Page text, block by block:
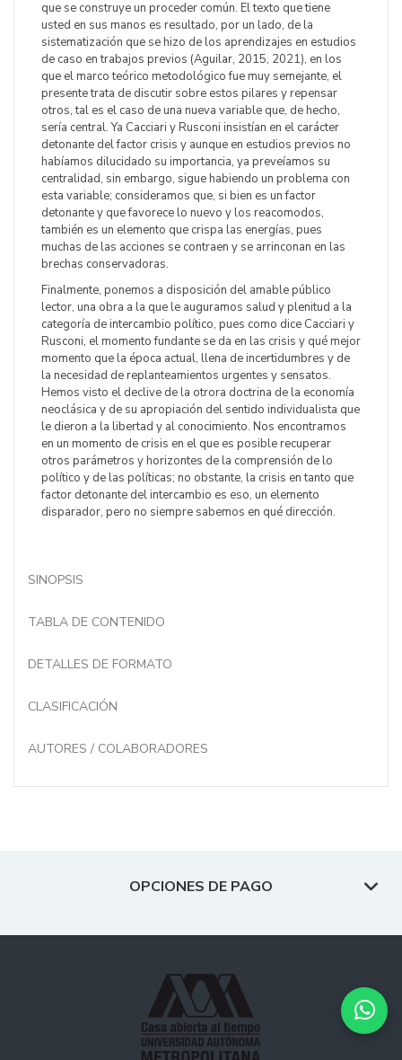
que se construye un proceder común. El texto que tiene
usted en sus manos es resultado, por un lado, de la
sistematización que se hizo de los aprendizajes en estudios
de caso en trabajos previos (Aguilar, 2015, 2021), en los
que el marco teórico metodológico fue muy semejante, el
presente trata de discutir sobre estos pilares y repensar
otros, tal es el caso de una nueva variable que, de hecho,
sería central. Ya Cacciari y Rusconi insistían en el carácter
detonante del factor crisis y aunque en estudios previos no
habíamos dilucidado su importancia, ya preveíamos su
centralidad, sin embargo, sigue habiendo un problema con
esta variable; consideramos que, si bien es un factor
detonante y que favorece lo nuevo y los reacomodos,
también es un elemento que crispa las energías, pues
muchas de las acciones se contraen y se arrinconan en las
brechas conservadoras.
Finalmente, ponemos a disposición del amable público
lector, una obra a la que le auguramos salud y plenitud a la
categoría de intercambio político, pues como dice Cacciari y
Rusconi, el momento fundante se da en las crisis y qué mejor
momento que la época actual, llena de incertidumbres y de
la necesidad de replanteamientos urgentes y sensatos.
Hemos visto el declive de la otrora doctrina de la economía
neoclásica y de su apropiación del sentido individualista que
le dieron a la libertad y al conocimiento. Nos encontramos
en un momento de crisis en el que es posible recuperar
otros parámetros y horizontes de la comprensión de lo
político y de las políticas; no obstante, la crisis en tanto que
factor detonante del intercambio es eso, un elemento
disparador, pero no siempre sabemos en qué dirección.
SINOPSIS
TABLA DE CONTENIDO
DETALLES DE FORMATO
CLASIFICACIÓN
AUTORES / COLABORADORES
OPCIONES DE PAGO